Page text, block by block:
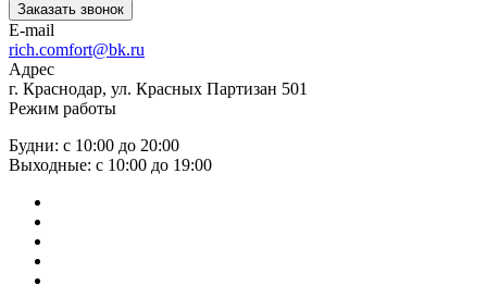
Заказать звонок
E-mail
rich.comfort@bk.ru
Адрес
г. Краснодар, ул. Красных Партизан 501
Режим работы
Будни: с 10:00 до 20:00
Выходные: с 10:00 до 19:00